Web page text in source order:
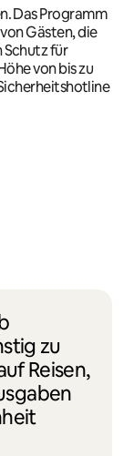
Das Programm
Gästen, die
Schutz für
von bis zu
zu
Reisen,